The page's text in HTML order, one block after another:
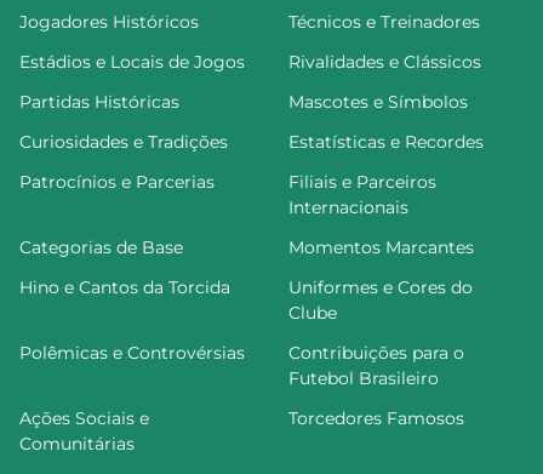
Jogadores Históricos
Técnicos e Treinadores
Estádios e Locais de Jogos
Rivalidades e Clássicos
Partidas Históricas
Mascotes e Símbolos
Curiosidades e Tradições
Estatísticas e Recordes
Patrocínios e Parcerias
Filiais e Parceiros
Internacionais
Categorias de Base
Momentos Marcantes
Hino e Cantos da Torcida
Uniformes e Cores do
Clube
Polêmicas e Controvérsias
Contribuições para o
Futebol Brasileiro
Ações Sociais e
Comunitárias
Torcedores Famosos